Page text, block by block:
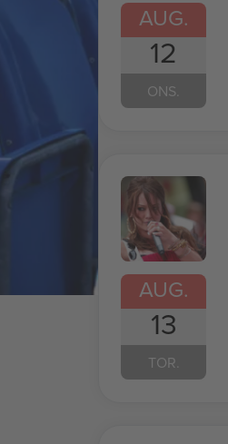
AUG.
12
ONS.
AUG.
13
TOR.